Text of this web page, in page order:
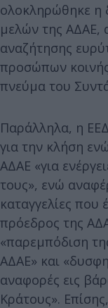
ολοκληρώθηκε η
μελών της ΑΔΑΕ,
αναζήτησης
προσώπων
πνεύμα του
Παράλληλα, η
για την κλήση
ΑΔΑΕ «για
τους», ενώ
καταγγελίες που
πρόεδρος της
«παρεμπόδιση
ΑΔΑΕ» και
αναφορές εις
Κράτους».